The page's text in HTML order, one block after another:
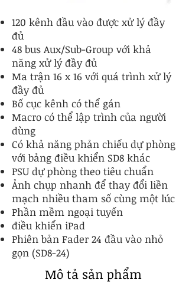
120 kênh đầu vào được xử lý đầy
đủ
48 bus Aux/Sub-Group với khả
năng xử lý đầy đủ
Ma trận 16 x 16 với quá trình xử lý
đầy đủ
Bố cục kênh có thể gán
Macro có thể lập trình của người
dùng
Có khả năng phản chiếu dự phòng
với bảng điều khiển SD8 khác
PSU dự phòng theo tiêu chuẩn
Ảnh chụp nhanh để thay đổi liền
mạch nhiều tham số cùng một lúc
Phần mềm ngoại tuyến
điều khiển iPad
Phiên bản Fader 24 đầu vào nhỏ
gọn (SD8-24)
Mô tả sản phẩm